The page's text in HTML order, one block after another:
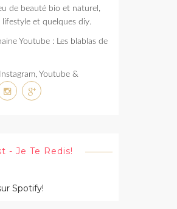
de beauté bio et naturel,
et quelques diy.
Youtube : Les blablas de
Youtube &
- Je Te Redis!
Spotify!